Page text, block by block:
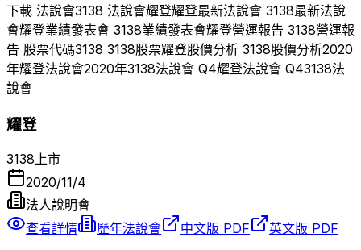
下載 法說會3138 法說會耀登耀登最新法說會 3138最新法說
會耀登業績發表會 3138業績發表會耀登營運報告 3138營運報
告 股票代碼3138 3138股票耀登股價分析 3138股價分析2020
年耀登法說會2020年3138法說會 Q4耀登法說會 Q43138法
說會
耀登
3138上市
2020/11/4
法人說明會
查看詳情
歷年法說會 中文版 PDF 英文版 PDF